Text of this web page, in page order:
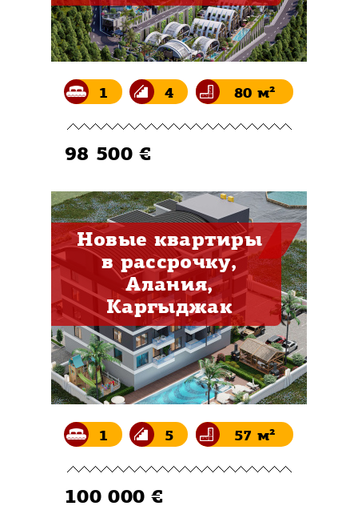
1 4 80 м²
98 500 €
Новые квартиры
в рассрочку,
Алания,
Каргыджак
1 5 57 м²
100 000 €